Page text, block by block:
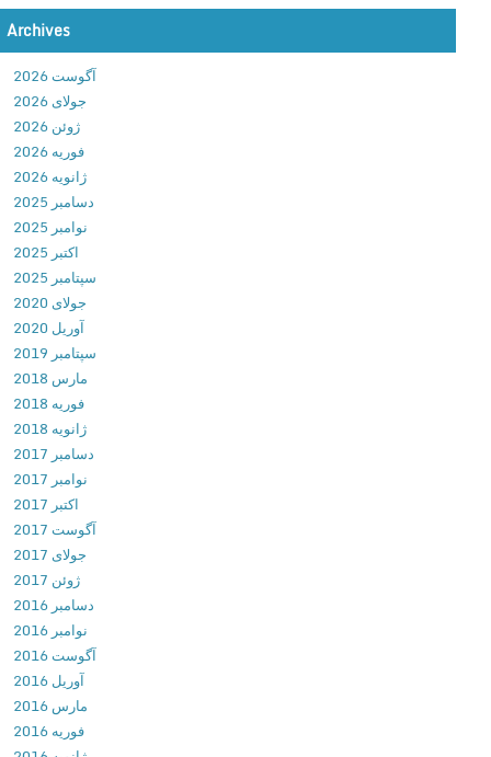
c
h
o
o
l
3
D
v
0
1
8
0
2
1
6
د
ا
ل
و
ب
ا
ز
ی
ج
ذ
Archives
آگوست 2026
جولای 2026
ژوئن 2026
فوریه 2026
ژانویه 2026
دسامبر 2025
نوامبر 2025
سپتامبر 2025
جولای 2020
آوریل 2020
سپتامبر 2019
مارس 2018
فوریه 2018
ژانویه 2018
دسامبر 2017
نوامبر 2017
آگوست 2017
جولای 2017
ژوئن 2017
دسامبر 2016
نوامبر 2016
آگوست 2016
آوریل 2016
مارس 2016
فوریه 2016